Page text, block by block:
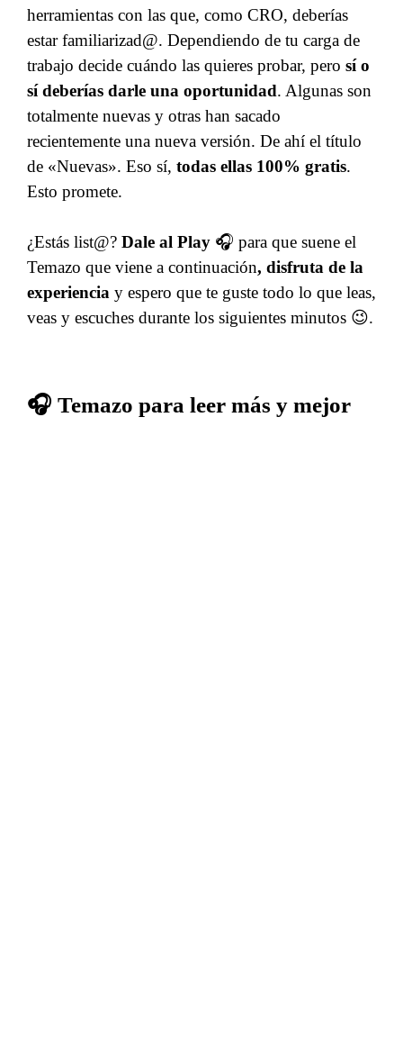
herramientas con las que, como CRO, deberías
estar familiarizad@. Dependiendo de tu carga de
trabajo decide cuándo las quieres probar, pero sí o
sí deberías darle una oportunidad. Algunas son
totalmente nuevas y otras han sacado
recientemente una nueva versión. De ahí el título
de «Nuevas». Eso sí, todas ellas 100% gratis.
Esto promete.
¿Estás list@? Dale al Play 🎧 para que suene el
Temazo que viene a continuación, disfruta de la
experiencia y espero que te guste todo lo que leas,
veas y escuches durante los siguientes minutos 😉.
🎧 Temazo para leer más y mejor